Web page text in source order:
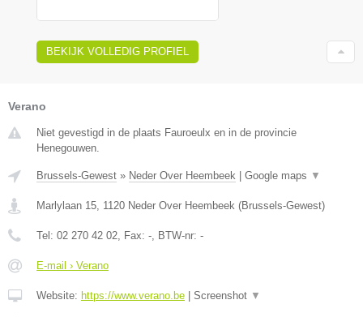
BEKIJK VOLLEDIG PROFIEL
Verano
Niet gevestigd in de plaats Fauroeulx en in de provincie
Henegouwen.
Brussels-Gewest » Neder Over Heembeek | Google maps ▼
Marlylaan 15 1120 Neder Over Heembeek (Brussels-Gewest)
Tel: 02 270 42 02 , Fax: - , BTW-nr: -
E-mail › Verano
Website: https://www.verano.be | Screenshot ▼